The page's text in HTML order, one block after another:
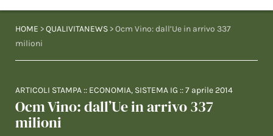
HOME >QUALIVITANEWS > Ocm Vino: dall’Ue in arrivo 337
milioni
ARTICOLI STAMPA :: ECONOMIA, SISTEMA IG ::7 aprile 2014
Ocm Vino: dall’Ue in arrivo 337
milioni